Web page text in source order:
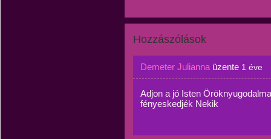
Hozzászólások
Demeter Julianna üzente 1 éve
Adjon a jó Isten
fényeskedjék Nekik